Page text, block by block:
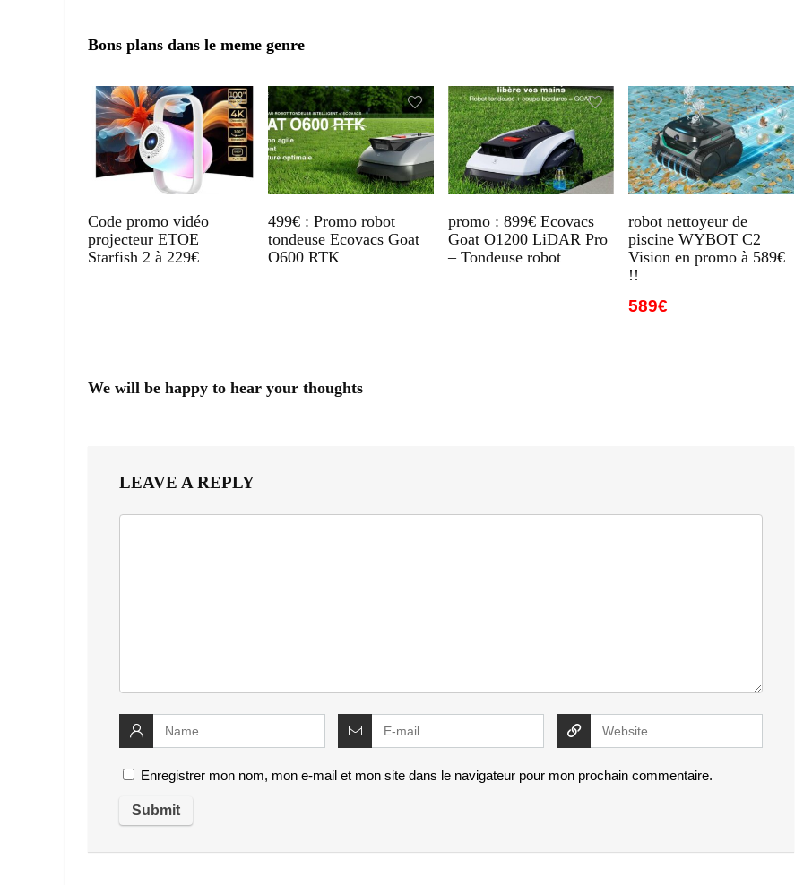
Bons plans dans le meme genre
Code promo vidéo
projecteur ETOE
Starfish 2 à 229€
499€ : Promo robot
tondeuse Ecovacs Goat
O600 RTK
promo : 899€ Ecovacs
Goat O1200 LiDAR Pro
– Tondeuse robot
robot nettoyeur de
piscine WYBOT C2
Vision en promo à 589€
!!
589€
We will be happy to hear your thoughts
LEAVE A REPLY
Enregistrer mon nom, mon e-mail et mon site dans le navigateur pour mon prochain commentaire.